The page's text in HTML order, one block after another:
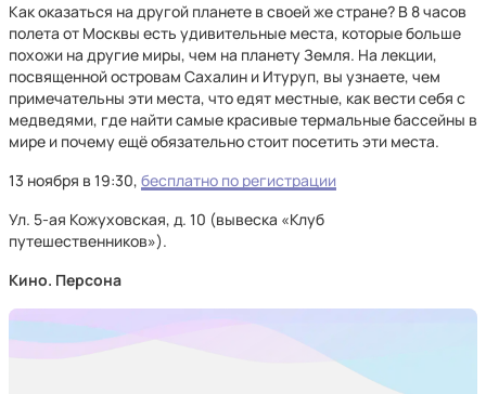
Как оказаться на другой планете в своей же стране? В 8 часов
полета от Москвы есть удивительные места, которые больше
похожи на другие миры, чем на планету Земля. На лекции,
посвященной островам Сахалин и Итуруп, вы узнаете, чем
примечательны эти места, что едят местные, как вести себя с
медведями, где найти самые красивые термальные бассейны в
мире и почему ещё обязательно стоит посетить эти места.
13 ноября в 19:30, бесплатно по регистрации
Ул. 5-ая Кожуховская, д. 10 (вывеска «Клуб
путешественников»).
Кино. Персона